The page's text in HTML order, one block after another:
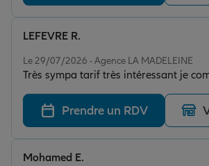
Tous nos devis d'assurance
Le 29/07/2026 - Agence LA MADELEINE
Très sympa tarif très intéressant je
LEFEVRE R.
Prendre un RDV
Mohamed E.